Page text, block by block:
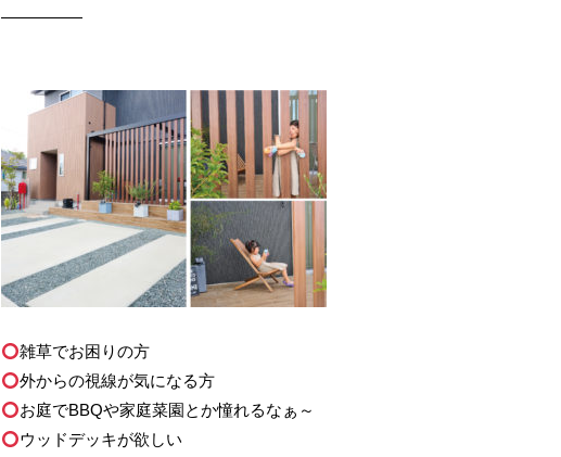
—————
雑草でお困りの方
外からの視線が気になる方
お庭でBBQや家庭菜園とか憧れるなぁ～
ウッドデッキが欲しい